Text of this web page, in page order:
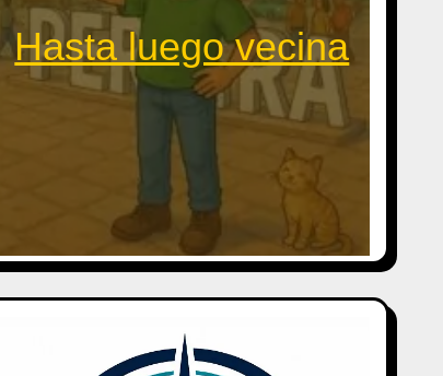
Hasta luego vecina